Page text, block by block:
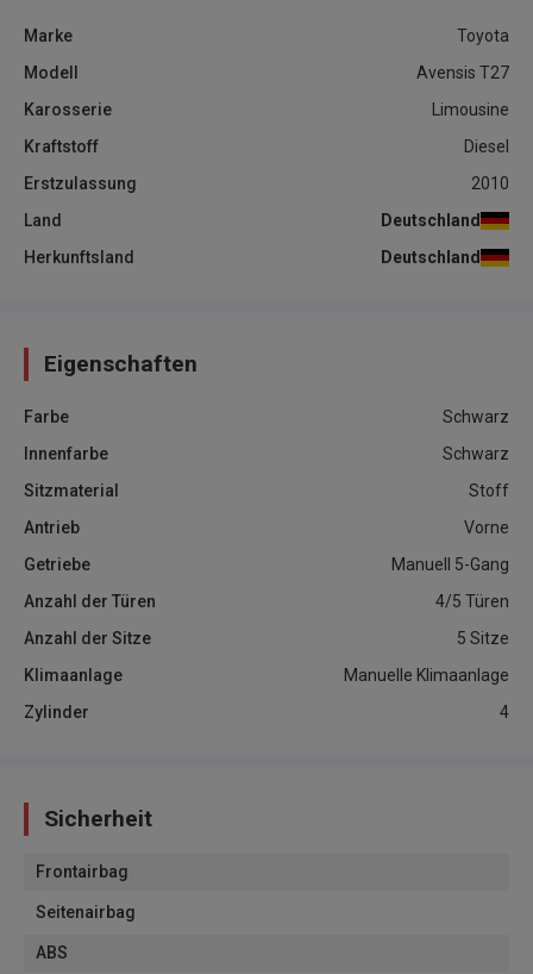
Marke
Toyota
Modell
Avensis T27
Karosserie
Limousine
Kraftstoff
Diesel
Erstzulassung
2010
Land
Deutschland
Herkunftsland
Deutschland
Eigenschaften
Farbe
Schwarz
Innenfarbe
Schwarz
Sitzmaterial
Stoff
Antrieb
Vorne
Getriebe
Manuell 5-Gang
Anzahl der Türen
4/5 Türen
Anzahl der Sitze
5 Sitze
Klimaanlage
Manuelle Klimaanlage
Zylinder
4
Sicherheit
Frontairbag
Seitenairbag
ABS